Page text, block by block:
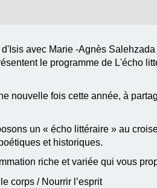
avec Marie -Agnès
le programme de L'écho
nouvelle fois cette année, à
un « écho littéraire » au
et historiques.
riche et variée qui vous
corps / Nourrir l’esprit